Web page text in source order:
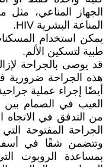
الجهاز المناعي،
المناعة البشرية HIV.
يمكن استخدام
طبية لتسكين الألم.
قد يوصى بالجراحة
هذه الجراحة ضرورية
أيضًا إجراء عملية
العيب في الصمام بين
من التدفق في
الجراحة المفتوحة
وتتضمن شقًا في أسفل
بمساعدة الروبوت